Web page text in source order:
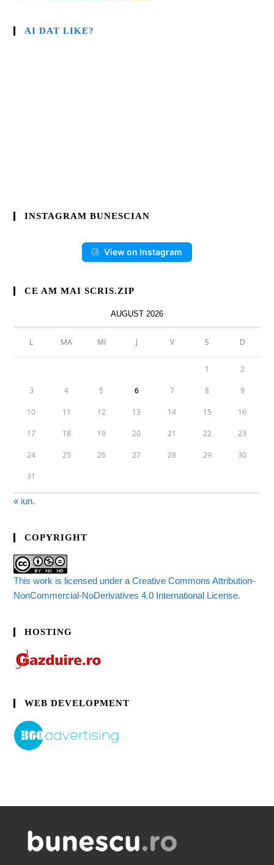
AI DAT LIKE?
INSTAGRAM BUNESCIAN
View on Instagram
CE AM MAI SCRIS.ZIP
AUGUST 2026
L MA MI J V S D
1 2
3 4 5 6 7 8 9
10 11 12 13 14 15 16
17 18 19 20 21 22 23
24 25 26 27 28 29 30
31
« iun.
COPYRIGHT
This work is licensed under a Creative Commons Attribution-
NonCommercial-NoDerivatives 4.0 International License.
HOSTING
WEB DEVELOPMENT